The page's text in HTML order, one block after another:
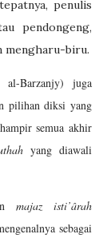
penulis
pendongeng,
mengharu-biru.
Barzanjy) juga
pilihan diksi yang
semua akhir
yang diawali
majaz isti’ârah
sebagai